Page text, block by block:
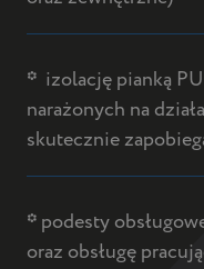
* izolację pianką
narażonych na
skutecznie
*podesty
oraz obsługę